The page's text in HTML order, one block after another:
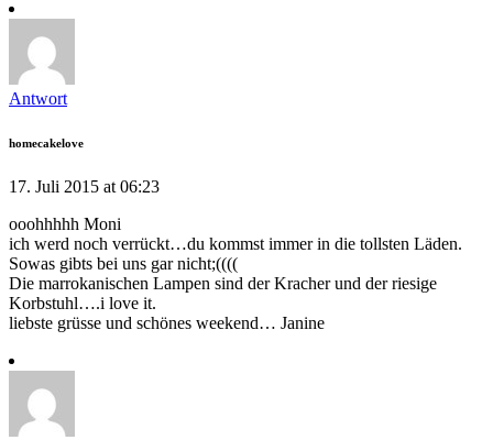
Antwort
homecakelove
17. Juli 2015 at 06:23
ooohhhhh Moni
ich werd noch verrückt…du kommst immer in die tollsten Läden.
Sowas gibts bei uns gar nicht;((((
Die marrokanischen Lampen sind der Kracher und der riesige
Korbstuhl….i love it.
liebste grüsse und schönes weekend… Janine